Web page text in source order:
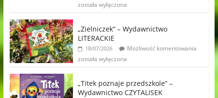
została wyłączona
„Zielniczek” – Wydawnictwo
LITERACKIE
18/07/2026
Możliwość komentowania
została wyłączona
„Titek poznaje przedszkole” –
Wydawnictwo CZYTALISEK